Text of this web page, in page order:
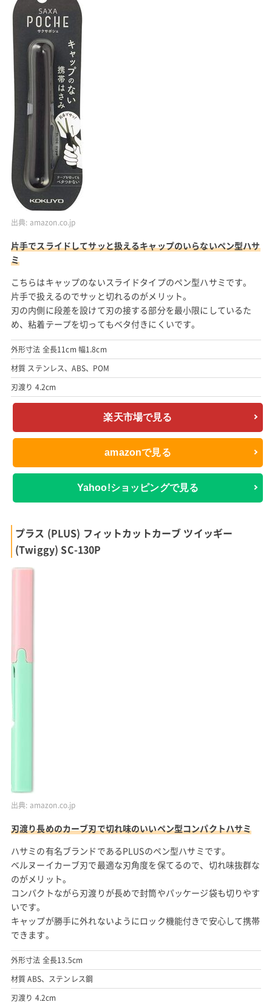
出典: amazon.co.jp
片手でスライドしてサッと扱えるキャップのいらないペン型ハサ
ミ
こちらはキャップのないスライドタイプのペン型ハサミです。
片手で扱えるのでサッと切れるのがメリット。
刃の内側に段差を設けて刃の接する部分を最小限にしているた
め、粘着テープを切ってもベタ付きにくいです。
外形寸法 全長11cm 幅1.8cm
材質 ステンレス、ABS、POM
刃渡り 4.2cm
楽天市場で見る
amazonで見る
Yahoo!ショッピングで見る
プラス (PLUS) フィットカットカーブ ツイッギー
(Twiggy) SC-130P
出典: amazon.co.jp
刃渡り長めのカーブ刃で切れ味のいいペン型コンパクトハサミ
ハサミの有名ブランドであるPLUSのペン型ハサミです。
ベルヌーイカーブ刃で最適な刃角度を保てるので、切れ味抜群な
のがメリット。
コンパクトながら刃渡りが長めで封筒やパッケージ袋も切りやす
いです。
キャップが勝手に外れないようにロック機能付きで安心して携帯
できます。
外形寸法 全長13.5cm
材質 ABS、ステンレス鋼
刃渡り 4.2cm